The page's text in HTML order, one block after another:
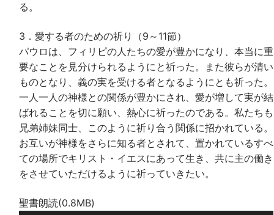
る。
3．愛する者のための祈り（9～11節）
パウロは、フィリピの人たちの愛が豊かになり、本当に重
要なことを見分けられるようにと祈った。また彼らが清い
ものとなり、義の実を受ける者となるようにとも祈った。
一人一人の神様との関係が豊かにされ、愛が増して実が結
ばれることを切に願い、熱心に祈ったのである。私たちも
兄弟姉妹同士、このように祈り合う関係に招かれている。
お互いが神様をさらに知る者とされて、置かれているすべ
ての場所でキリスト・イエスにあって生き、共に主の働き
をさせていただけるように祈っていきたい。
聖書朗読(0.8MB)